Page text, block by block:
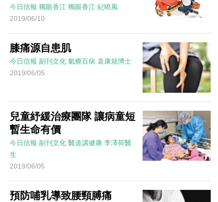
今日信報 獨眼香江 獨眼香江 紀曉風
2019/06/10
膝痛源自患肌
今日信報 副刊文化 氣療百病 袁康就博士
2019/06/05
兒童紓緩治療團隊 讓病童短
暫生命有價
今日信報 副刊文化 醫道講健康 李澤荷醫
生
2019/06/05
預防哺乳導致腰頸膊痛